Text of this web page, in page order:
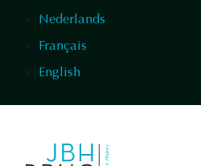
Nederlands
Français
English